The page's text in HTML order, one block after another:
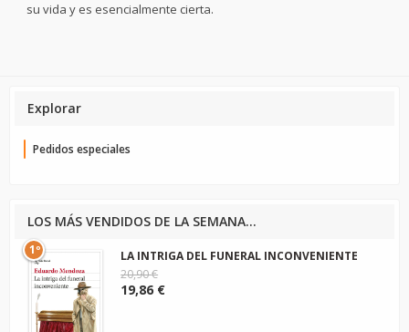
su vida y es esencialmente cierta.
Explorar
Pedidos especiales
LOS MÁS VENDIDOS DE LA SEMANA...
1º
LA INTRIGA DEL FUNERAL INCONVENIENTE
20,90 €
19,86 €